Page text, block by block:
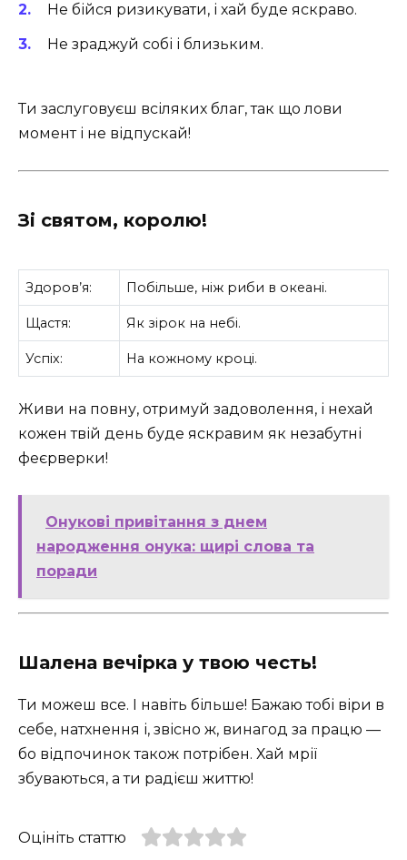
Не бійся ризикувати, і хай буде яскраво.
Не зраджуй собі і близьким.
Ти заслуговуєш всіляких благ, так що лови
момент і не відпускай!
Зі святом, королю!
Здоров’я: Побільше, ніж риби в океані.
Щастя: Як зірок на небі.
Успіх: На кожному кроці.
Живи на повну, отримуй задоволення, і нехай
кожен твій день буде яскравим як незабутні
феєрверки!
Онукові привітання з днем
народження онука: щирі слова та
поради
Шалена вечірка у твою честь!
Ти можеш все. І навіть більше! Бажаю тобі віри в
себе, натхнення і, звісно ж, винагод за працю —
бо відпочинок також потрібен. Хай мрії
збуваються, а ти радієш життю!
Оцініть статтю